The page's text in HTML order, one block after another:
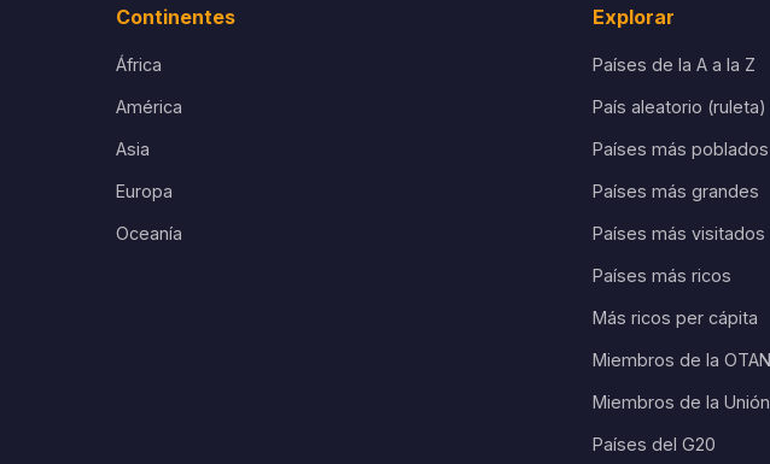
Continentes
África
América
Asia
Europa
Oceanía
Explorar
Países de la A a la Z
País aleatorio (ruleta)
Países más poblados
Países más grandes
Países más visitados
Países más ricos
Más ricos per cápita
Miembros de la OTAN
Miembros de la
Países del G20